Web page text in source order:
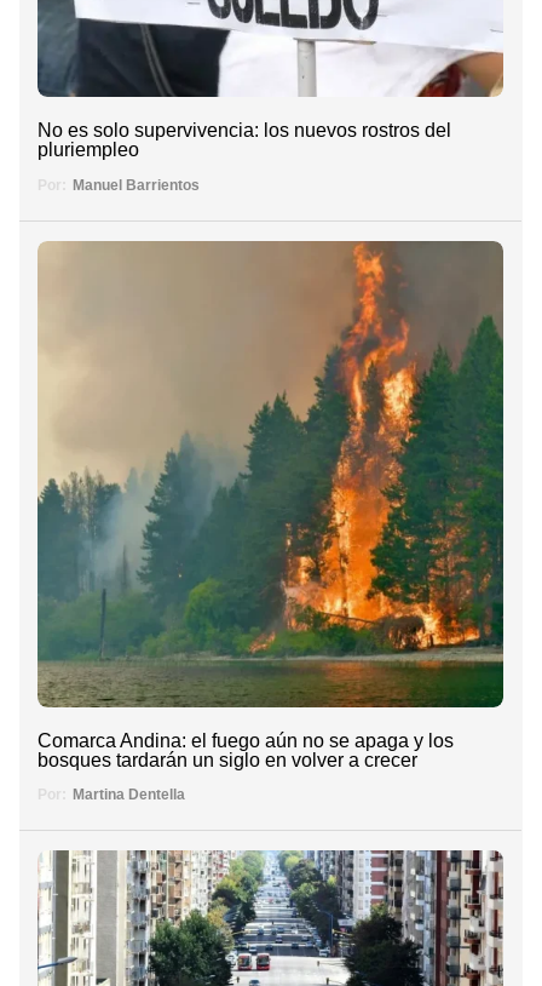
No es solo supervivencia: los nuevos rostros del
pluriempleo
Por: Manuel Barrientos
Comarca Andina: el fuego aún no se apaga y los
bosques tardarán un siglo en volver a crecer
Por: Martina Dentella